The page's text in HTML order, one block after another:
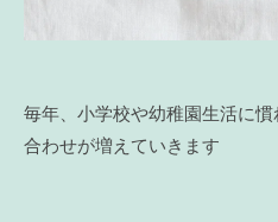
毎年、小学校や幼稚園生活に
合わせが増えていきます